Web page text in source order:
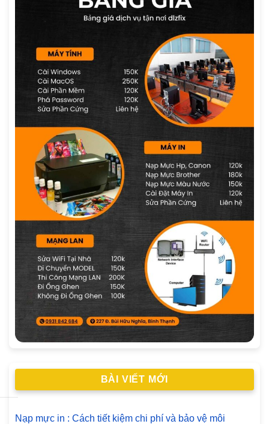
BÀI VIẾT MỚI
Nạp mực in : Cách tiết kiệm chi phí và bảo vệ môi